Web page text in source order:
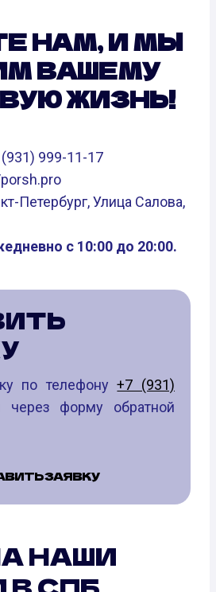
НАМ, И МЫ
ВАШЕМУ
ЖИЗНЬ!
999-11-17
Петербург, Улица Салова,
с 10:00 до 20:00.
по телефону+7 (931)
через форму обратной
ЗАЯВКУ
НАШИ